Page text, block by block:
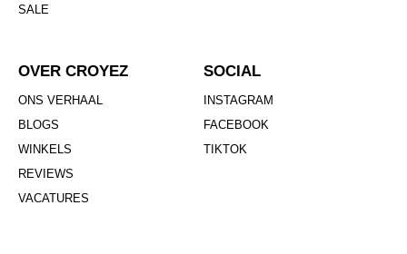
SALE
OVER CROYEZ
ONS VERHAAL
BLOGS
WINKELS
REVIEWS
VACATURES
SOCIAL
INSTAGRAM
FACEBOOK
TIKTOK